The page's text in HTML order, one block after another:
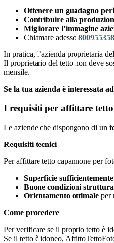
Ottenere un guadagno
Contribuire alla
Migliorare l’immagine
Chiamare adesso 800955358
In pratica, l’azienda proprietaria
Il proprietario del tetto non deve
mensile.
Se la tua azienda è interessata
I requisiti per affittare
Le aziende che dispongono di un
Requisiti tecnici
Per affittare tetto capannone per
Superficie
Buone condizioni
Orientamento ottimale per
Come procedere
Per verificare se il proprio tetto è
Se il tetto è idoneo,